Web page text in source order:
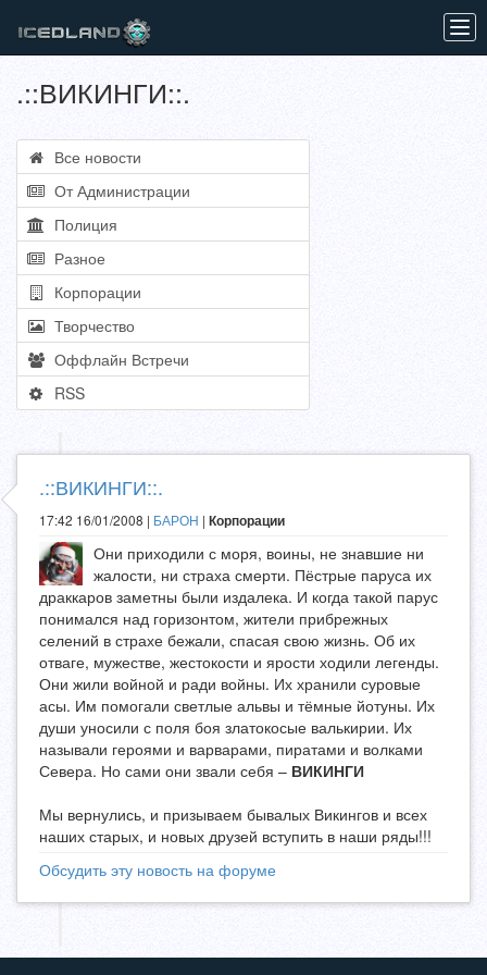
.::ВИКИНГИ::.
Все новости
От Администрации
Полиция
Разное
Корпорации
Творчество
Оффлайн Встречи
RSS
.::ВИКИНГИ::.
17:42 16/01/2008 | БАРОН | Корпорации
Они приходили с моря, воины, не знавшие ни
жалости, ни страха смерти. Пёстрые паруса их
драккаров заметны были издалека. И когда такой парус
понимался над горизонтом, жители прибрежных
селений в страхе бежали, спасая свою жизнь. Об их
отваге, мужестве, жестокости и ярости ходили легенды.
Они жили войной и ради войны. Их хранили суровые
асы. Им помогали светлые альвы и тёмные йотуны. Их
души уносили с поля боя златокосые валькирии. Их
называли героями и варварами, пиратами и волками
Севера. Но сами они звали себя – ВИКИНГИ
Мы вернулись, и призываем бывалых Викингов и всех
наших старых, и новых друзей вступить в наши ряды!!!
Обсудить эту новость на форуме